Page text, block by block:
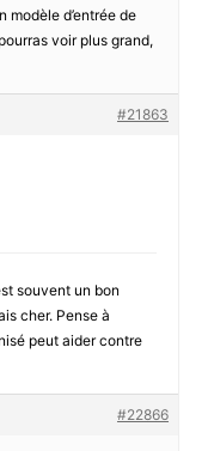
modèle d’entrée de
voir plus grand,
#21863
souvent un bon
cher. Pense à
peut aider contre
#22866